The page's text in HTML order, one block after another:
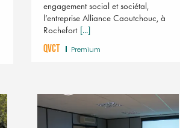
engagement social et sociétal,
l’entreprise Alliance Caoutchouc, à
Rochefort [...]
QVCT Premium